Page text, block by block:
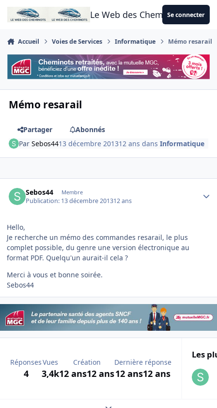
Aller au contenu
Le Web des CheminotsSe connecter
Accueil Voies de Services Informatique Mémo resarail
Mémo resarail
Partager
Abonnés
ParSebos4413 décembre 201312 ans dansInformatique
Sebos44 Membre
Publication: 13 décembre 201312 ans
Hello,
Je recherche un mémo des commandes resarail, le plus
complet possible, du genre une version électronique au
format PDF. Quelqu'un aurait-il cela ?
Merci à vous et bonne soirée.
Sebos44
Réponses
4
Vues
3,4k
Création
12 ans12 ans
Dernière réponse
12 ans12 ans
Les